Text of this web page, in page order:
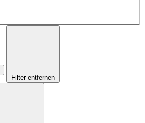
Filter entfernen